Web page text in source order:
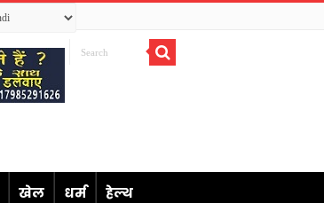
खेल धर्म हेल्थ